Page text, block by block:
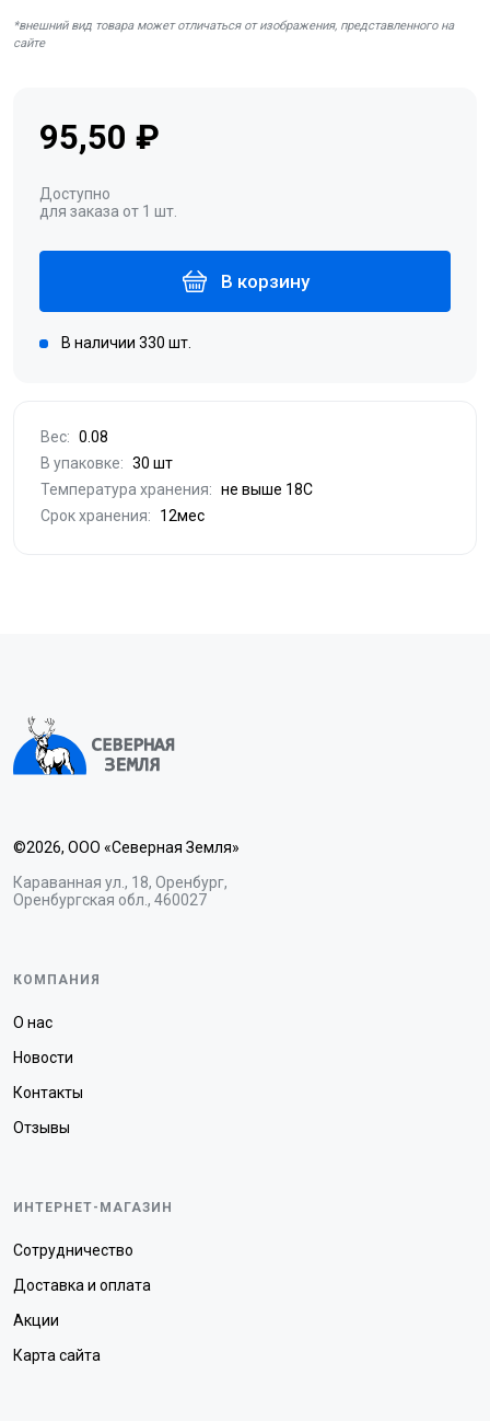
*внешний вид товара может отличаться от изображения, представленного на
сайте
95,50 ₽
Доступно
для заказа от 1 шт.
В корзину
В наличии 330 шт.
Вес: 0.08
В упаковке: 30 шт
Температура хранения: не выше 18С
Срок хранения:
12мес
©2026, ООО «Северная Земля»
Караванная ул., 18, Оренбург,
Оренбургская обл., 460027
КОМПАНИЯ
О нас
Новости
Контакты
Отзывы
ИНТЕРНЕТ-МАГАЗИН
Сотрудничество
Доставка и оплата
Акции
Карта сайта